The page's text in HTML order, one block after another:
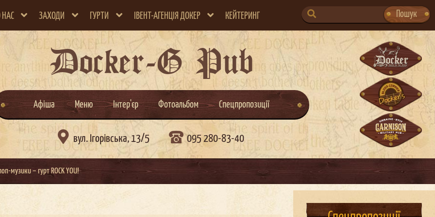
НАС ЗАХОДИ ГУРТИ ІВЕНТ-АГЕНЦІЯ ДОКЕР КЕЙТЕРИНГ
SEARCH
FOR:
Пошук
Docker-G Pub
Афіша Меню Інтер'єр Фотоальбом Спецпропозиції
 вул. Ігорівська, 13/5 095 280-83-40
музики – гурт ROCK YOU!